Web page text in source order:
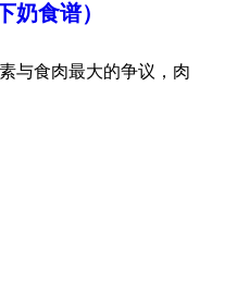
奶食谱）
与食肉最大的争议，肉